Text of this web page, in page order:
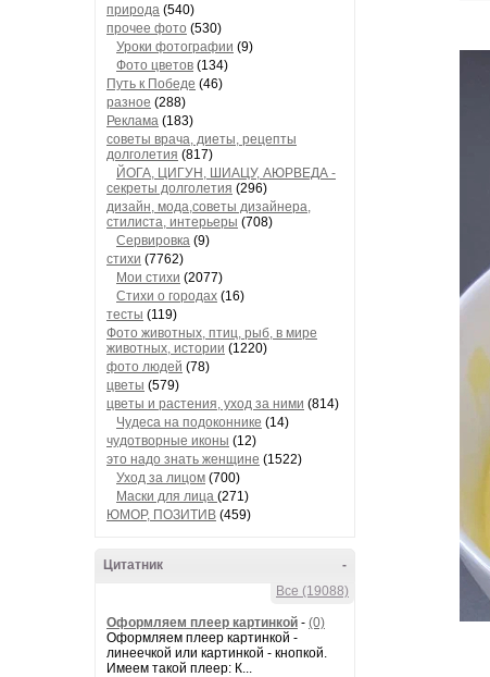
природа (540)
прочее фото (530)
Уроки фотографии (9)
Фото цветов (134)
Путь к Победе (46)
разное (288)
Реклама (183)
советы врача, диеты, рецепты
долголетия (817)
ЙОГА, ЦИГУН, ШИАЦУ, АЮРВЕДА -
секреты долголетия (296)
дизайн, мода,советы дизайнера,
стилиста, интерьеры (708)
Сервировка (9)
стихи (7762)
Мои стихи (2077)
Стихи о городах (16)
тесты (119)
Фото животных, птиц, рыб, в мире
животных, истории (1220)
фото людей (78)
цветы (579)
цветы и растения, уход за ними (814)
Чудеса на подоконнике (14)
чудотворные иконы (12)
это надо знать женщине (1522)
Уход за лицом (700)
Маски для лица (271)
ЮМОР, ПОЗИТИВ (459)
-
Цитатник
Все (19088)
Оформляем плеер картинкой - (0)
Оформляем плеер картинкой -
линеечкой или картинкой - кнопкой.
Имеем такой плеер: К...